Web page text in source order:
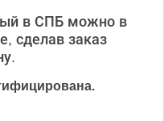
в СПБ можно в
сделав заказ